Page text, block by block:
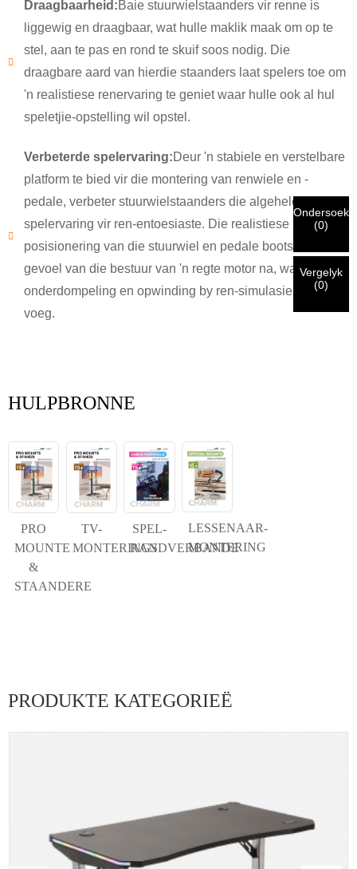
Draagbaarheid:Baie stuurwielstaanders vir renne is
liggewig en draagbaar, wat hulle maklik maak om op te
stel, aan te pas en rond te skuif soos nodig. Die
draagbare aard van hierdie staanders laat spelers toe om
'n realistiese renervaring te geniet waar hulle ook al hul
speletjie-opstelling wil opstel.
Verbeterde spelervaring:Deur 'n stabiele en verstelbare
platform te bied vir die montering van renwiele en -
pedale, verbeter stuurwielstaanders die algehele
spelervaring vir ren-entoesiaste. Die realistiese
posisionering van die stuurwiel en pedale boots die
gevoel van die bestuur van 'n regte motor na, wat
onderdompeling en opwinding by ren-simulasiespeletjies
voeg.
HULPBRONNE
PRO
MOUNTE
&
STAANDERE
TV-
MONTERINGS
SPEL-
RANDVERBANDE
LESSENAAR-
MONTERING
PRODUKTE KATEGORIEË
×
KIES JOU EIE IDENTITEIT
Ek is
Ek is
Nuwe besoeker
×
VERIFIEER JOU IDENTITEIT
Voer asseblief u huidige werk-e-posadres hieronder in om te
Gaan terug Dien in
isKORREK.Verkeerde inligting sal lei tot die mislukking van
die versending van materiaal.
Ons het u versoek ontvang en salVERIFIEERjou ingedien
inligting vir verifikasie en magtiging. Sodra die
identifikasie geverifieer is, sal u 'n e-poskennisgewing
ontvang.
Ondersoek
(0)
Vergelyk
(0)